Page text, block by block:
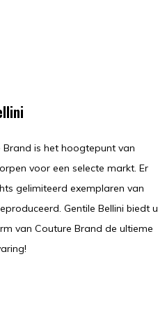
Brand is het hoogtepunt van
voor een selecte markt. Er
gelimiteerd exemplaren van
Gentile Bellini biedt u
van Couture Brand de ultieme